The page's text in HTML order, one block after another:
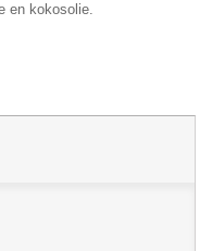
en kokosolie.